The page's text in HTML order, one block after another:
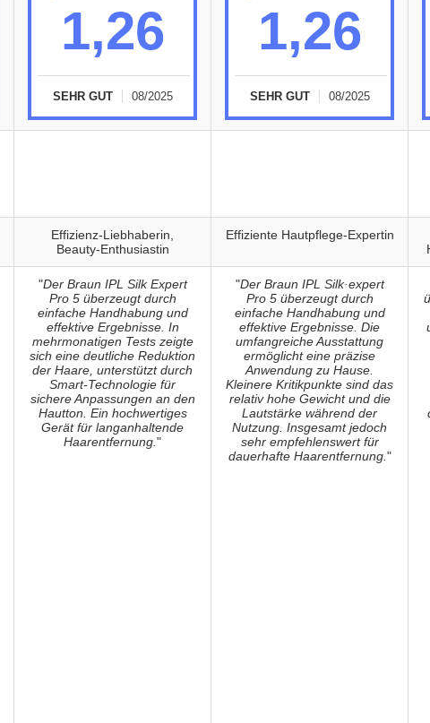
1,26
SEHR GUT 08/2025
1,26
SEHR GUT 08/2025
Effizienz-Liebhaberin,
Beauty-Enthusiastin
Effiziente Hautpflege-Expertin
"Der Braun IPL Silk Expert
Pro 5 überzeugt durch
einfache Handhabung und
effektive Ergebnisse. In
mehrmonatigen Tests zeigte
sich eine deutliche Reduktion
der Haare, unterstützt durch
Smart-Technologie für
sichere Anpassungen an den
Hautton. Ein hochwertiges
Gerät für langanhaltende
Haarentfernung."
"Der Braun IPL Silk·expert
Pro 5 überzeugt durch
einfache Handhabung und
effektive Ergebnisse. Die
umfangreiche Ausstattung
ermöglicht eine präzise
Anwendung zu Hause.
Kleinere Kritikpunkte sind das
relativ hohe Gewicht und die
Lautstärke während der
Nutzung. Insgesamt jedoch
sehr empfehlenswert für
dauerhafte Haarentfernung."